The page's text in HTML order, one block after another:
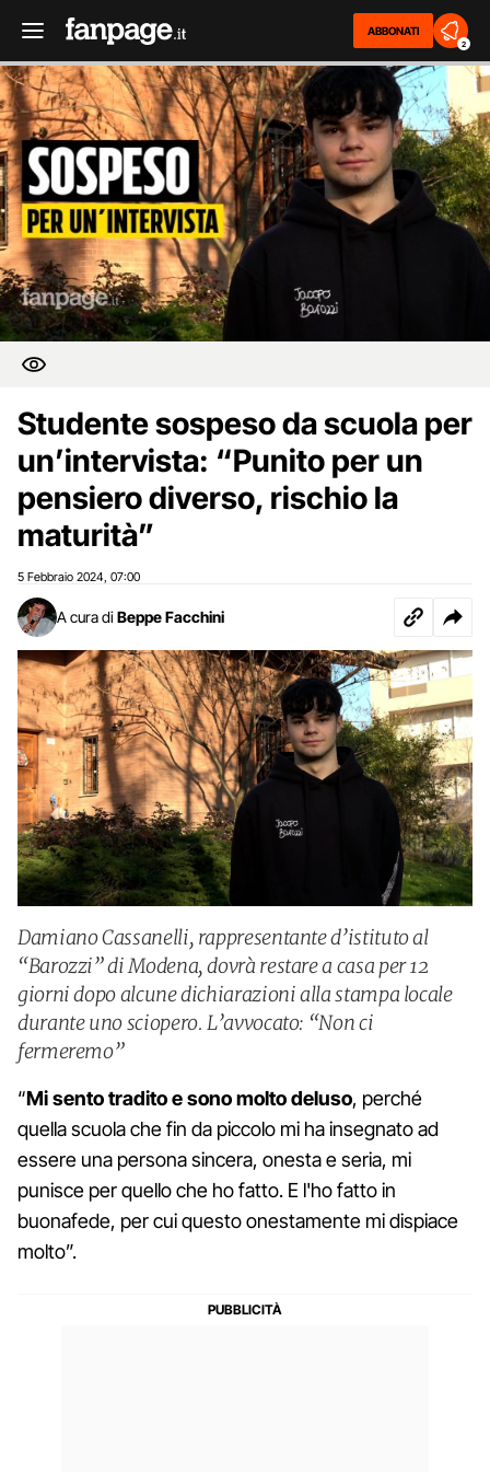
ABBONATI
2
Studente sospeso da scuola per
un’intervista: “Punito per un
pensiero diverso, rischio la
maturità”
5 Febbraio 2024 07:00
A cura di Beppe Facchini
Damiano Cassanelli, rappresentante d’istituto al
“Barozzi” di Modena, dovrà restare a casa per 12
giorni dopo alcune dichiarazioni alla stampa locale
durante uno sciopero. L’avvocato: “Non ci
fermeremo”
“Mi sento tradito e sono molto deluso, perché
quella scuola che fin da piccolo mi ha insegnato ad
essere una persona sincera, onesta e seria, mi
punisce per quello che ho fatto. E l'ho fatto in
buonafede, per cui questo onestamente mi dispiace
molto”.